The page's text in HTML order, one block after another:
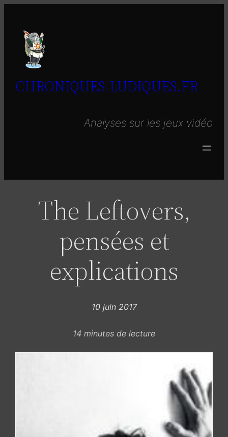
contenu
CHRONIQUES-LUDIQUES.FR
Analyses sur les jeux vidéo
The Leftovers,
pensées et
explications
10 juin 2017
14 minutes de lecture